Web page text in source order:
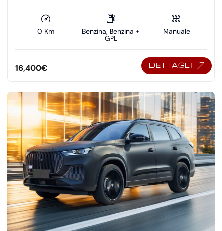
0 Km Benzina, Benzina +
GPL
Manuale
16,400€ DETTAGLI